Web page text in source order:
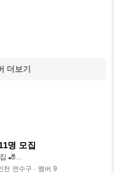
더보기
명 모집
🎳
🌟 볼링을
천 연수구 ∙ 멤버 9